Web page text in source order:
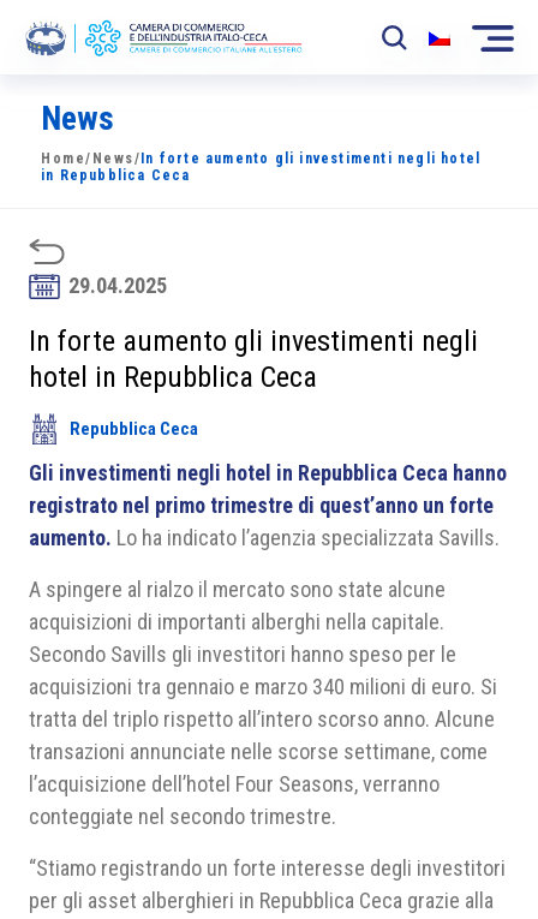
La Camera
News
Sviluppo Mercato
Soci
Partner
Progetti
Area riservata
News
Home/ News/ In forte aumento gli investimenti negli hotel
in Repubblica Ceca
29.04.2025
In forte aumento gli investimenti negli
hotel in Repubblica Ceca
Repubblica Ceca
Gli investimenti negli hotel in Repubblica Ceca hanno
registrato nel primo trimestre di quest’anno un forte
aumento. Lo ha indicato l’agenzia specializzata Savills.
A spingere al rialzo il mercato sono state alcune
acquisizioni di importanti alberghi nella capitale.
Secondo Savills gli investitori hanno speso per le
acquisizioni tra gennaio e marzo 340 milioni di euro. Si
tratta del triplo rispetto all’intero scorso anno. Alcune
transazioni annunciate nelle scorse settimane, come
l’acquisizione dell’hotel Four Seasons, verranno
conteggiate nel secondo trimestre.
“Stiamo registrando un forte interesse degli investitori
per gli asset alberghieri in Repubblica Ceca grazie alla